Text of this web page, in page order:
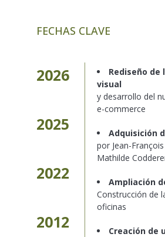
FECHAS CLAVE
2026
2025
2022
2012
Rediseño
visual
y desarrollo del
e-commerce
Adquisición
por Jean-
Mathilde
Ampliación
Construcción de
oficinas
Creación de